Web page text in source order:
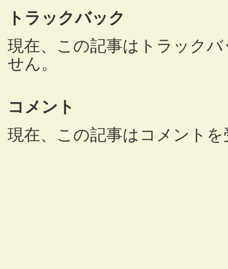
トラックバック
現在、この記事はトラック
せん。
コメント
現在、この記事はコメント